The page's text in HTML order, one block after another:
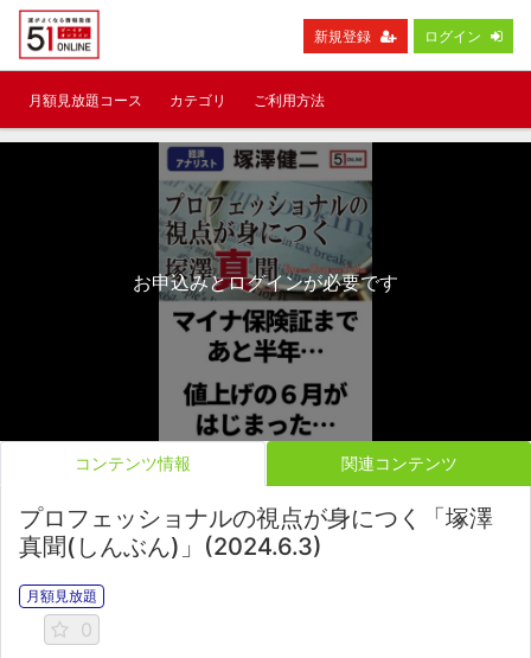
新規登録 ログイン
月額見放題コース カテゴリ ご利用方法
お申込みとログインが必要です
コンテンツ情報 関連コンテンツ
プロフェッショナルの視点が身につく「塚澤
真聞(しんぶん)」(2024.6.3)
月額見放題
0